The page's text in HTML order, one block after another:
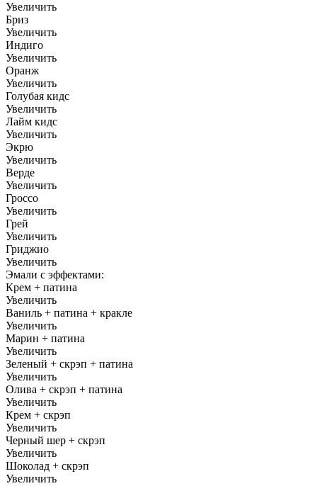
Увеличить
Бриз
Увеличить
Индиго
Увеличить
Оранж
Увеличить
Голубая кидс
Увеличить
Лайм кидс
Увеличить
Экрю
Увеличить
Верде
Увеличить
Гроссо
Увеличить
Грей
Увеличить
Гриджио
Увеличить
Эмали с эффектами:
Крем + патина
Увеличить
Ваниль + патина + кракле
Увеличить
Марин + патина
Увеличить
Зеленый + скрэп + патина
Увеличить
Олива + скрэп + патина
Увеличить
Крем + скрэп
Увеличить
Черный шер + скрэп
Увеличить
Шоколад + скрэп
Увеличить